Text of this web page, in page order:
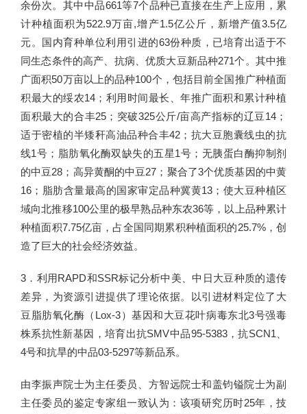
余份次。其中中品661等7个品种已直接在生产上应用，累
计种植面积为522.9万亩,增产1.5亿公斤，新增产值3.5亿
元。国内育种单位利用引进的63份种质，已培育出适于不
同生态条件的高产、抗病、优质大豆新品种271个。其中推
广面积50万亩以上的品种100个，包括目前全国推广种植面
积最大的绥农14；利用时间最长、年推广面积和累计种植
面积最大的合丰25；突破325公斤/亩高产指标的辽豆14；
适于密植的半矮秆高油品种合丰42；抗大豆胞囊线虫的抗
线1号；脂肪氧化酶双缺失的五星1号；无胰蛋白酶抑制剂
的中豆28；高异黄酮的中豆27；聚合了3个优质基因的中黄
16；脂肪含量最高的国家审定品种冀黄13；使大豆种植区
域向北推移100公里的极早熟品种东农36等，以上品种累计
种植面积7.75亿亩，占全国同期累积种植面积的25.7%，创
造了巨大的社会经济效益。
3．利用RAPD和SSR标记分析中美、中日大豆种质的遗传
差异，为资源引进提供了理论依据。以引进材料定位了大
豆脂肪氧化酶（Lox-3）基因和大豆花叶病毒东北3号强毒
株系抗性新基因，培育出抗SMV中品95-5383，抗SCN1、
4号和抗旱的中品03-5297等新品系。
由李振声院士为主任委员、方智远院士和盖钧镒院士为副
主任委员的鉴定专家组一致认为：该项研究历时25年，技